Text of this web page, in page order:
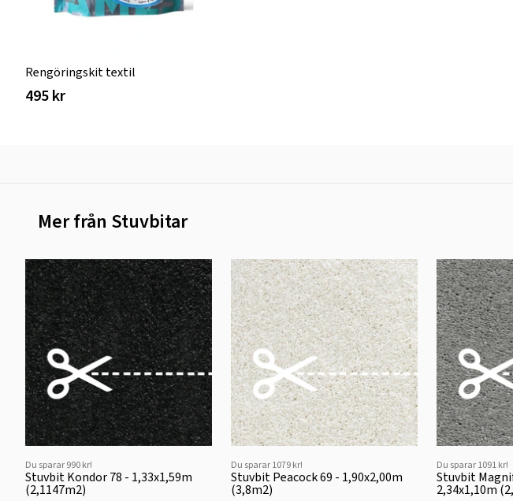
Rengöringskit textil
495 kr
Mer från Stuvbitar
Du sparar 990 kr!
Stuvbit Kondor 78 - 1,33x1,59m
(2,1147m2)
Du sparar 1079 kr!
Stuvbit Peacock 69 - 1,90x2,00m
(3,8m2)
Du sparar 1091 kr!
Stuvbit
2,34x1,10m